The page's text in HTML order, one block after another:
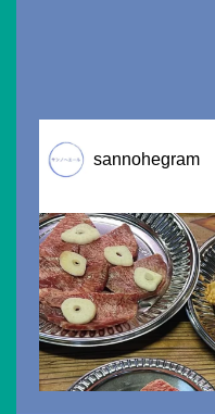
sannohegram